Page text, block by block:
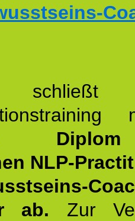
schließt
NLP-
ab. Zur